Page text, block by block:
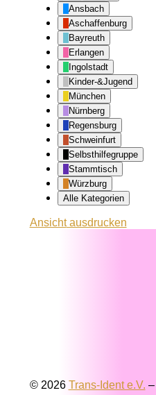
Ansbach
Aschaffenburg
Bayreuth
Erlangen
Ingolstadt
Kinder-&Jugend
München
Nürnberg
Regensburg
Schweinfurt
Selbsthilfegruppe
Stammtisch
Würzburg
Alle Kategorien
Ansichtausdrucken
© 2026 Trans-Ident e.V. –